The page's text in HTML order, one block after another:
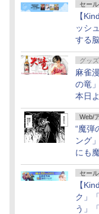
セール
【
ッシ
する
ルの
フ！
ル」
グッズ
麻雀
の竜
本日
月16
Web/
“魔弾
ング
にも
セール
【
ク」
う」